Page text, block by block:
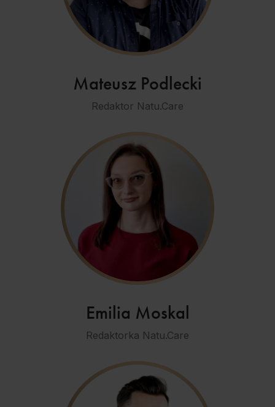
Mateusz Podlecki
Redaktor Natu.Care
Emilia Moskal
Redaktorka Natu.Care